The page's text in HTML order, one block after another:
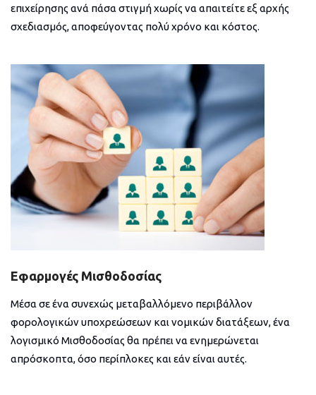
επιχείρησης ανά πάσα στιγμή χωρίς να απαιτείτε εξ αρχής
σχεδιασμός, αποφεύγοντας πολύ χρόνο και κόστος.
Εφαρμογές Μισθοδοσίας
Μέσα σε ένα συνεχώς μεταβαλλόμενο περιβάλλον
φορολογικών υποχρεώσεων και νομικών διατάξεων, ένα
λογισμικό Μισθοδοσίας θα πρέπει να ενημερώνεται
απρόσκοπτα, όσο περίπλοκες και εάν είναι αυτές.